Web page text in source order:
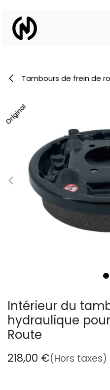
Tambours de frein de
Original
Original
Intérieur du
hydraulique
Route
218,00 €(Hors taxes)